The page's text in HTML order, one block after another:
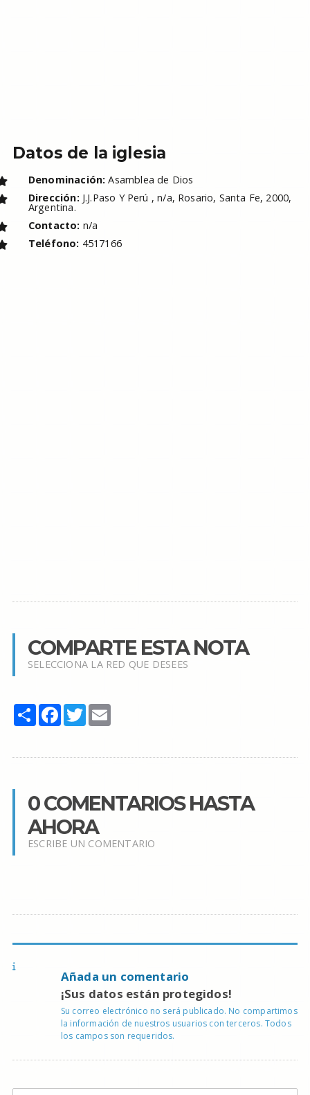
Datos de la iglesia
Denominación: Asamblea de Dios
Dirección: J.J.Paso Y Perú , n/a, Rosario, Santa Fe, 2000,
Argentina.
Contacto: n/a
Teléfono: 4517166
COMPARTE ESTA NOTA
SELECCIONA LA RED QUE DESEES
Share Facebook
TwitterEmail
0 COMENTARIOS HASTA
AHORA
ESCRIBE UN COMENTARIO
Añada un comentario
¡Sus datos están protegidos!
Su correo electrónico no será publicado. No compartimos
la información de nuestros usuarios con terceros. Todos
los campos son requeridos.